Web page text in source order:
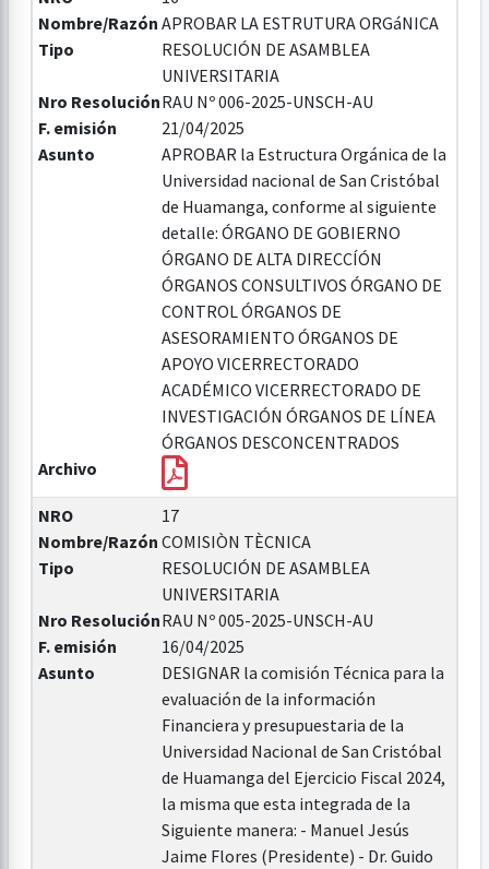
Nombre/Razón APROBAR LA ESTRUTURA ORGáNICA
Tipo
RESOLUCIÓN DE ASAMBLEA
UNIVERSITARIA
Nro ResoluciónRAU Nº 006-2025-UNSCH-AU
F. emisión
21/04/2025
Asunto
APROBAR la Estructura Orgánica de la
Universidad nacional de San Cristóbal
de Huamanga, conforme al siguiente
detalle: ÓRGANO DE GOBIERNO
ÓRGANO DE ALTA DIRECCÍÓN
ÓRGANOS CONSULTIVOS ÓRGANO DE
CONTROL ÓRGANOS DE
ASESORAMIENTO ÓRGANOS DE
APOYO VICERRECTORADO
ACADÉMICO VICERRECTORADO DE
INVESTIGACIÓN ÓRGANOS DE LÍNEA
ÓRGANOS DESCONCENTRADOS
Archivo
NRO
17
Nombre/Razón COMISIÒN TÈCNICA
Tipo
RESOLUCIÓN DE ASAMBLEA
UNIVERSITARIA
Nro ResoluciónRAU Nº 005-2025-UNSCH-AU
F. emisión
16/04/2025
Asunto
DESIGNAR la comisión Técnica para la
evaluación de la información
Financiera y presupuestaria de la
Universidad Nacional de San Cristóbal
de Huamanga del Ejercicio Fiscal 2024,
la misma que esta integrada de la
Siguiente manera: - Manuel Jesús
Jaime Flores (Presidente) - Dr. Guido